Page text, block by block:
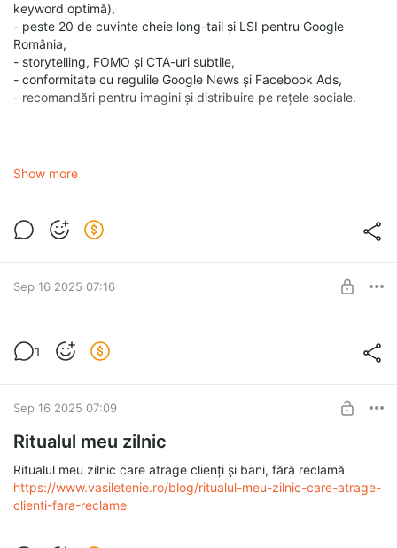
keyword optimă),
- peste 20 de cuvinte cheie long-tail și LSI pentru Google
România,
- storytelling, FOMO și CTA-uri subtile,
- conformitate cu regulile Google News și Facebook Ads,
- recomandări pentru imagini și distribuire pe rețele sociale.
De ce este diferit
Show more
Sep 16 2025 07:16
marketing – unic în România
Creează articole SEO, PR & marketing cu potențial viral, gata
pentru Google și presă
Post is available after purchase
1
Sep 16 2025 07:09
Ritualul meu zilnic
Ritualul meu zilnic care atrage clienți și bani, fără reclamă
https://www.vasiletenie.ro/blog/ritualul-meu-zilnic-care-atrage-
clienti-fara-reclame